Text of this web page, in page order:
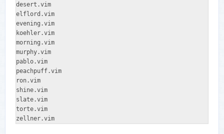
desert.vim
elflord.vim
evening.vim
koehler.vim
morning.vim
murphy.vim
pablo.vim
peachpuff.vim
ron.vim
shine.vim
slate.vim
torte.vim
zellner.vim